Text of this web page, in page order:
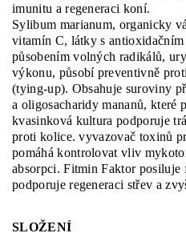
imunitu a regeneraci koní.
Sylibum marianum, organicky
vitamín C, látky s
působením volných radikálů,
výkonu, působí preventivně
(tying-up). Obsahuje suroviny
a oligosacharidy mananů, které
kvasinková kultura podporuje
proti kolice. vyvazovač toxinů
pomáhá kontrolovat vliv
absorpci. Fitmin Faktor posiluje
podporuje regeneraci střev a
SLOŽENÍ